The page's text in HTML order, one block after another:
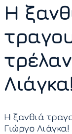
Η
Η ξανθιά
Γιώργο Λιάγκα!